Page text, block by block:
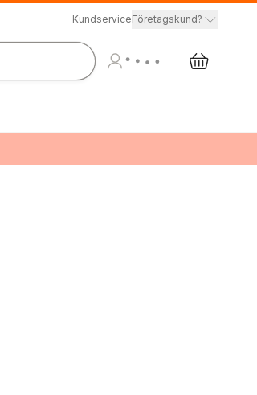
KundserviceFöretagskund?